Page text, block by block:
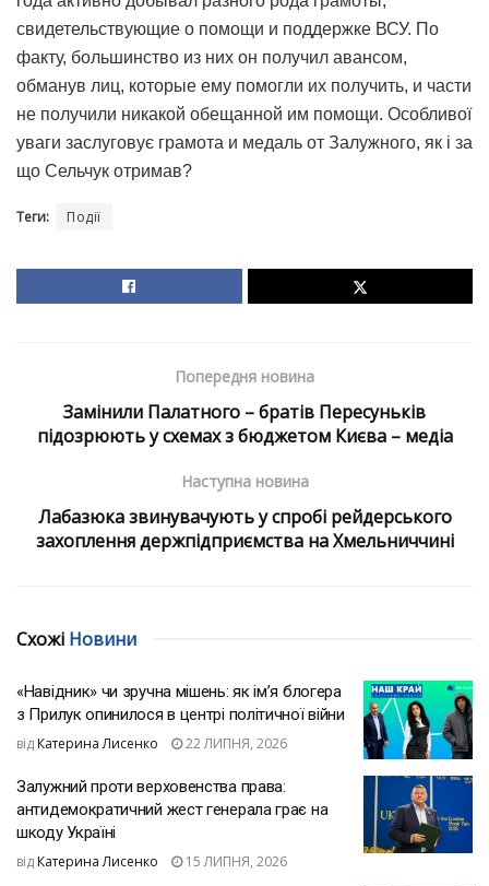
свидетельствующие о помощи и поддержке ВСУ. По
факту, большинство из них он получил авансом,
обманув лиц, которые ему помогли их получить, и части
не получили никакой обещанной им помощи. Особливої
уваги заслуговує грамота и медаль от Залужного, як і за
що Сельчук отримав?
Теги: Події
Попередня новина
Замінили Палатного – братів Пересуньків
підозрюють у схемах з бюджетом Києва – медіа
Наступна новина
Лабазюка звинувачують у спробі рейдерського
захоплення держпідприємства на Хмельниччині
Схожі Новини
«Навідник» чи зручна мішень: як ім’я блогера
з Прилук опинилося в центрі політичної війни
від Катерина Лисенко 22 ЛИПНЯ, 2026
Залужний проти верховенства права:
антидемократичний жест генерала грає на
шкоду Україні
від Катерина Лисенко 15 ЛИПНЯ, 2026